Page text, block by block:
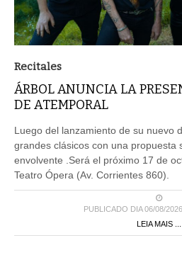
Recitales
ÁRBOL ANUNCIA LA
DE ATEMPORAL
Luego del lanzamiento de su nuevo
grandes clásicos con una propuesta
envolvente .Será el próximo 17 de
Teatro Ópera (Av. Corrientes 860).
PUBLICADO DIA 06/08/
LEIA MAIS ...